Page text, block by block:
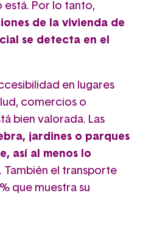
está. Por lo tanto,
de la vivienda de
se detecta en el
en lugares
comercios o
bien valorada. Las
jardines o parques
así al menos lo
. También el transporte
que muestra su